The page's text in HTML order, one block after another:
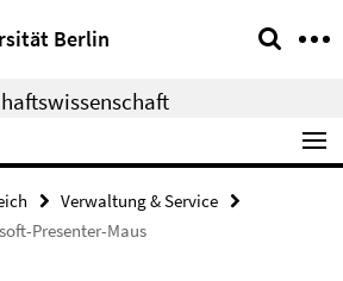
Berlin
Verwaltung & Service
Presenter-Maus